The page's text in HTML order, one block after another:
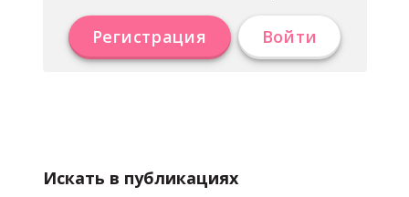
Регистрация Войти
Искать в публикациях